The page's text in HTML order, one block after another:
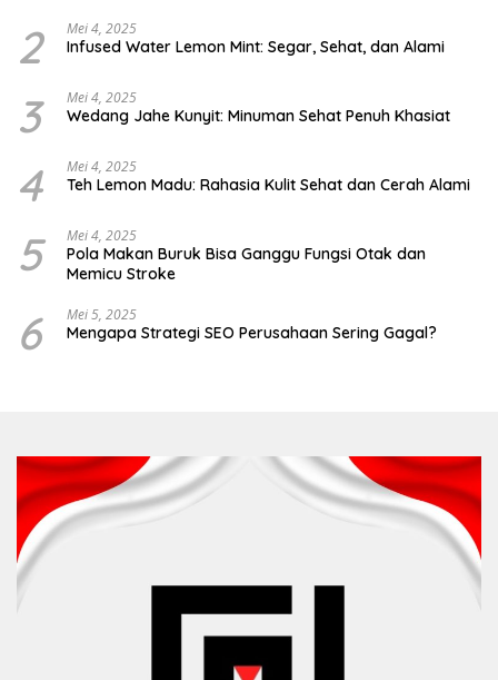
2 Mei 4, 2025
Infused Water Lemon Mint: Segar, Sehat, dan Alami
3 Mei 4, 2025
Wedang Jahe Kunyit: Minuman Sehat Penuh Khasiat
4 Mei 4, 2025
Teh Lemon Madu: Rahasia Kulit Sehat dan Cerah Alami
5 Mei 4, 2025
Pola Makan Buruk Bisa Ganggu Fungsi Otak dan
Memicu Stroke
6 Mei 5, 2025
Mengapa Strategi SEO Perusahaan Sering Gagal?